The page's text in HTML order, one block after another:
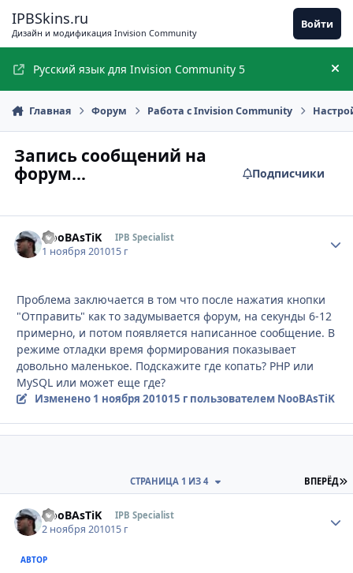
IPBSkins.ru
Дизайн и модификация Invision Community
Войти
Русский язык для Invision Community 5
Главная Форум Работа с Invision Community
Запись сообщений на
форум...
Подписчики
NooBAsTiK IPB Specialist
1 ноября 201015 г
Проблема заключается в том что после нажатия кнопки
"Отправить" как то задумывается форум, на секунды 6-12
примерно, и потом появляется написанное сообщение. В
режиме отладки время формирования показывает
довольно маленькое. Подскажите где копать? PHP или
MySQL или может еще где?
Изменено 1 ноября 201015 гпользователем NooBAsTiK
ВПЕРЁД
СТРАНИЦА 1 ИЗ 4
NooBAsTiK IPB Specialist
2 ноября 201015 г
АВТОР